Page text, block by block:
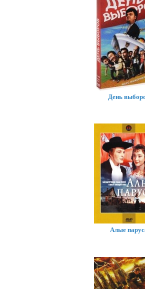
День
Алые